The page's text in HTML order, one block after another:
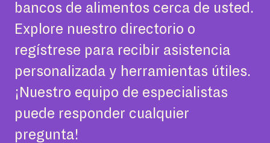
bancos de alimentos cerca de usted.
Explore nuestro directorio o
regístrese para recibir asistencia
personalizada y herramientas útiles.
¡Nuestro equipo de especialistas
puede responder cualquier
pregunta!